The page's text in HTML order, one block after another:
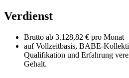
Verdienst
Brutto ab 3.128,82 € pro Monat
auf Vollzeitbasis, BABE-
Qualifikation und Erfahrung
Gehalt.